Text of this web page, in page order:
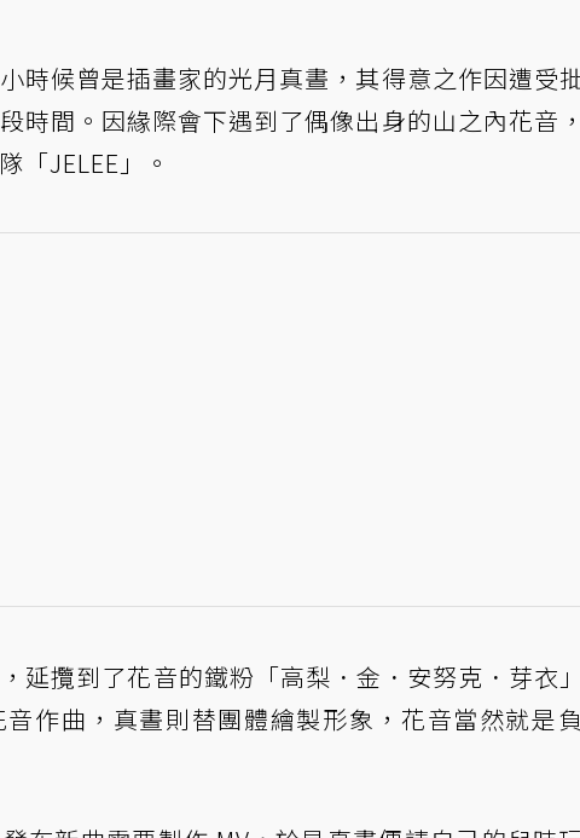
時候曾是插畫家的光月真晝，其得意之作因遭受
時間。因緣際會下遇到了偶像出身的山之內花音
「JELEE」。
延攬到了花音的鐵粉「高梨．金．安努克．芽衣
作曲，真晝則替團體繪製形象，花音當然就是